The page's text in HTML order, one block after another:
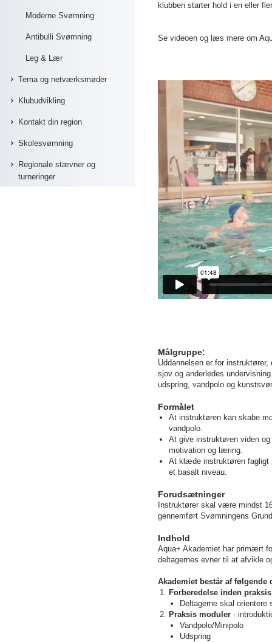
Moderne Svømning
Antibulli Svømning
Leg & Lær
Tema og netværksmøder
Klubudvikling
Kontakt din region
Skolesvømning
Regionale stævner og
turneringer
klubben starter hold i en eller
Se videoen og læs mere om
Målgruppe:
Uddannelsen er for
sjov og anderledes
udspring, vandpolo og
Formålet
At instruktøren kan skabe
vandpolo.
At give instruktøren viden
motivation og læring.
At klæde instruktøren fagligt
et basalt niveau.
Forudsætninger
Instruktører skal være mindst
gennemført Svømningens
Indhold
Aqua+ Akademiet har primært
deltagernes evner til at afvikle
Akademiet består af følgende
Forberedelse inden
Deltagerne skal
Praksis moduler -
Vandpolo/Minipolo
Udspring